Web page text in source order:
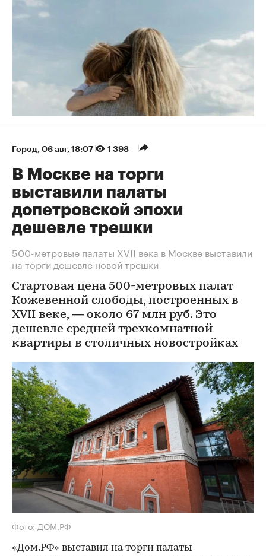
Город 06 авг, 18:07 1 398
В Москве на торги
выставили палаты
допетровской эпохи
дешевле трешки
500-метровые палаты XVII века в Москве выставили
на торги дешевле новой трешки
Стартовая цена 500-метровых палат
Кожевенной слободы, построенных в
XVII веке, — около 67 млн руб. Это
дешевле средней трехкомнатной
квартиры в столичных новостройках
Фото: ДОМ.РФ
«Дом.РФ» выставил на торги палаты